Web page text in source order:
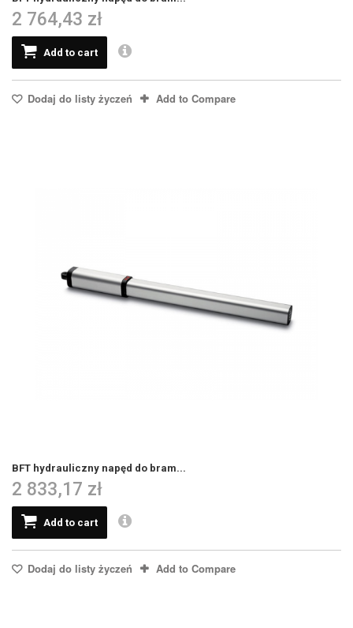
2 764,43 zł
Add to cart
Dodaj do listy życzeń Add to Compare
BFT hydrauliczny napęd do bram...
2 833,17 zł
Add to cart
Dodaj do listy życzeń Add to Compare